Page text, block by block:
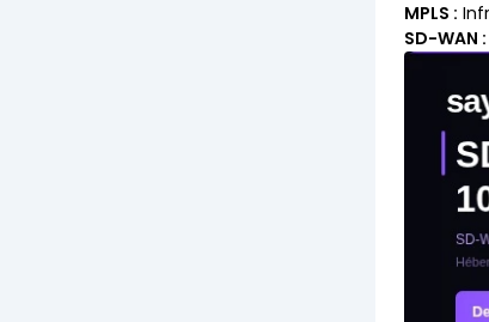
MPLS :
SD-WAN :